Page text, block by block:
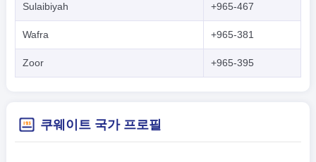
Sulaibiyah +965-467
Wafra +965-381
Zoor +965-395
쿠웨이트 국가 프로필